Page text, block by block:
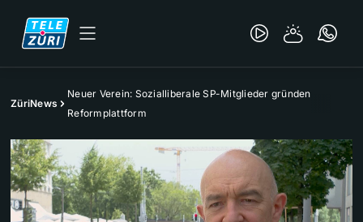
ZüriNews
Neuer Verein: Sozialliberale SP-Mitglieder gründen
Reformplattform